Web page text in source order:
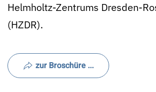
Helmholtz-Zentrums Dresden-
(HZDR).
zur Broschüre ...